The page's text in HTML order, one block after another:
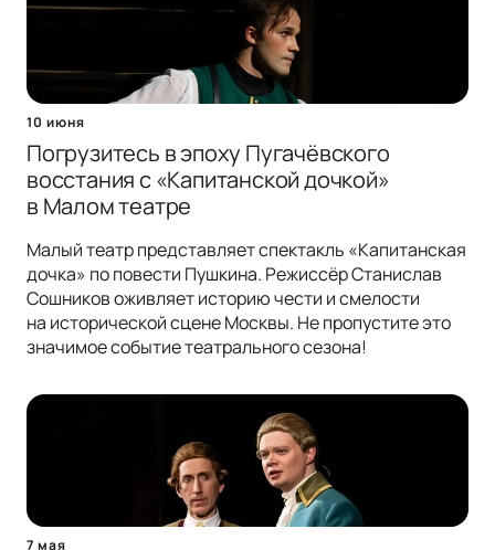
10 июня
Погрузитесь в эпоху Пугачёвского
восстания с «Капитанской дочкой»
в Малом театре
Малый театр представляет спектакль «Капитанская
дочка» по повести Пушкина. Режиссёр Станислав
Сошников оживляет историю чести и смелости
на исторической сцене Москвы. Не пропустите это
значимое событие театрального сезона!
7 мая